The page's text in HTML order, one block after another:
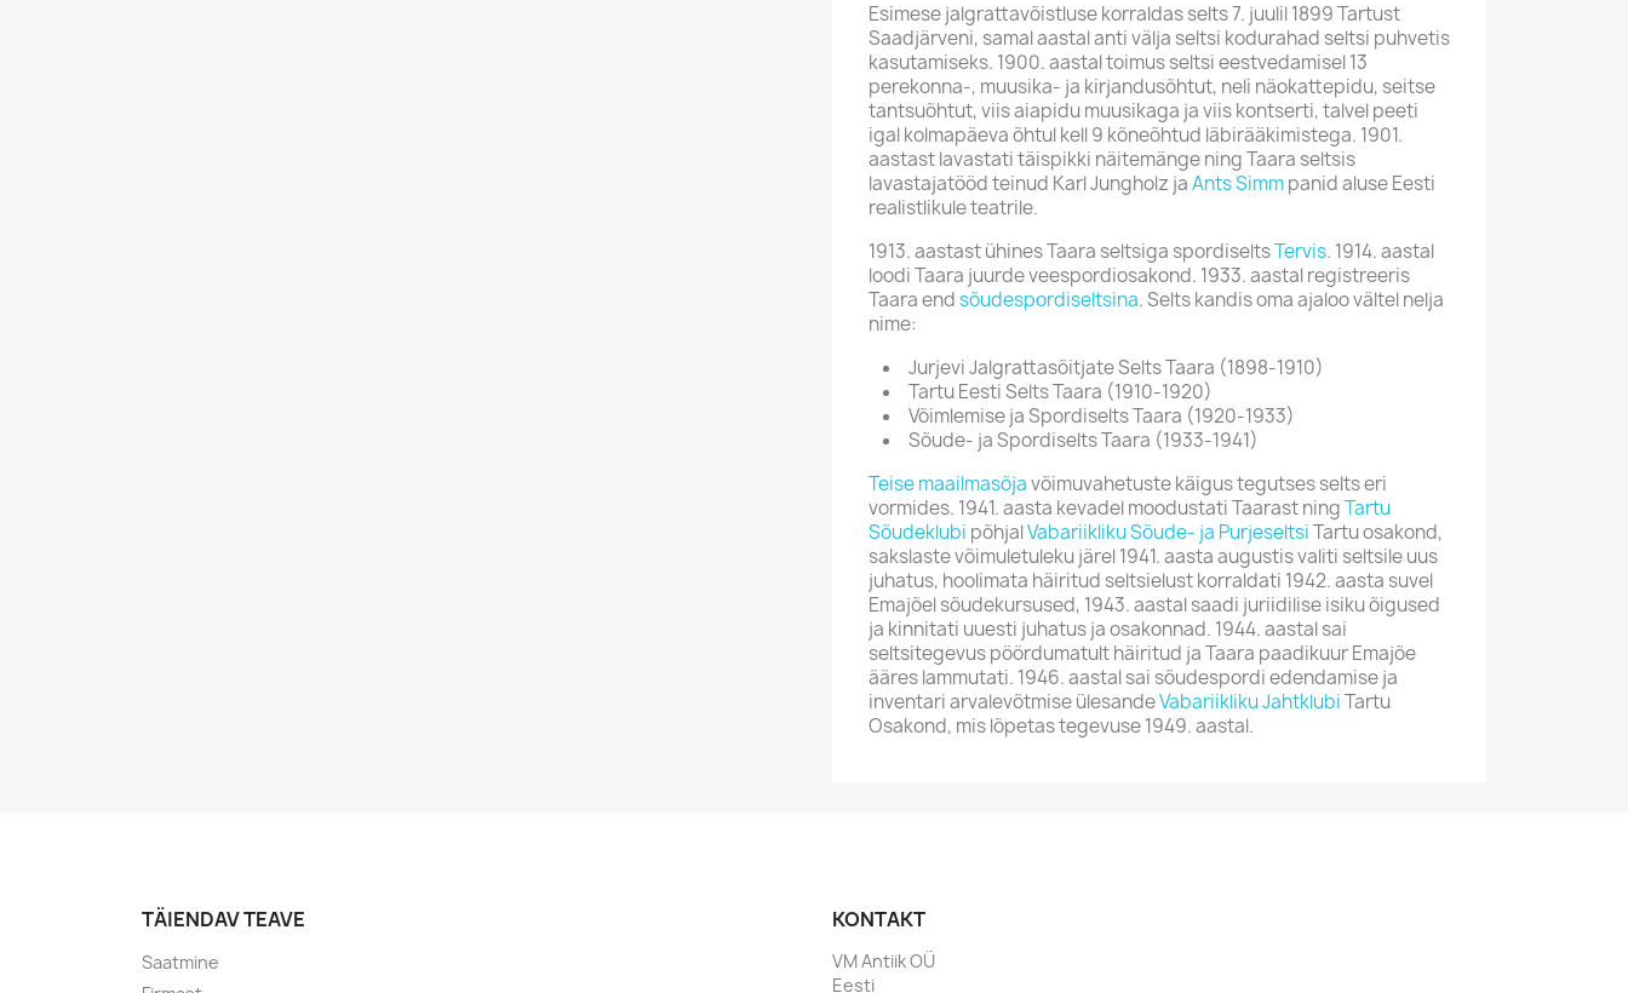
Esimese jalgrattavõistluse korraldas selts 7. juulil 1899 Tartust
Saadjärveni, samal aastal anti välja seltsi kodurahad seltsi puhvetis
kasutamiseks. 1900. aastal toimus seltsi eestvedamisel 13
perekonna-, muusika- ja kirjandusõhtut, neli näokattepidu, seitse
tantsuõhtut, viis aiapidu muusikaga ja viis kontserti, talvel peeti
igal kolmapäeva õhtul kell 9 kõneõhtud läbirääkimistega. 1901.
aastast lavastati täispikki näitemänge ning Taara seltsis
lavastajatööd teinud Karl Jungholz jaAnts Simmpanid aluse Eesti
realistlikule teatrile.
1913. aastast ühines Taara seltsiga spordiseltsTervis. 1914. aastal
loodi Taara juurde veespordiosakond. 1933. aastal registreeris
Taara endsõudespordiseltsina. Selts kandis oma ajaloo vältel nelja
nime:
Jurjevi Jalgrattasõitjate Selts Taara (1898-1910)
Tartu Eesti Selts Taara (1910-1920)
Võimlemise ja Spordiselts Taara (1920-1933)
Sõude- ja Spordiselts Taara (1933-1941)
Teise maailmasõjavõimuvahetuste käigus tegutses selts eri
vormides. 1941. aasta kevadel moodustati Taarast ningTartu
Sõudeklubi põhjalVabariikliku Sõude- ja PurjeseltsiTartu osakond,
sakslaste võimuletuleku järel 1941. aasta augustis valiti seltsile uus
juhatus, hoolimata häiritud seltsielust korraldati 1942. aasta suvel
Emajõel sõudekursused, 1943. aastal saadi juriidilise isiku õigused
ja kinnitati uuesti juhatus ja osakonnad. 1944. aastal sai
seltsitegevus pöördumatult häiritud ja Taara paadikuur Emajõe
ääres lammutati. 1946. aastal sai sõudespordi edendamise ja
inventari arvalevõtmise ülesandeVabariikliku JahtklubiTartu
Osakond, mis lõpetas tegevuse 1949. aastal.
TÄIENDAV TEAVE
Saatmine
KONTAKT
VM Antiik OÜ
Eesti